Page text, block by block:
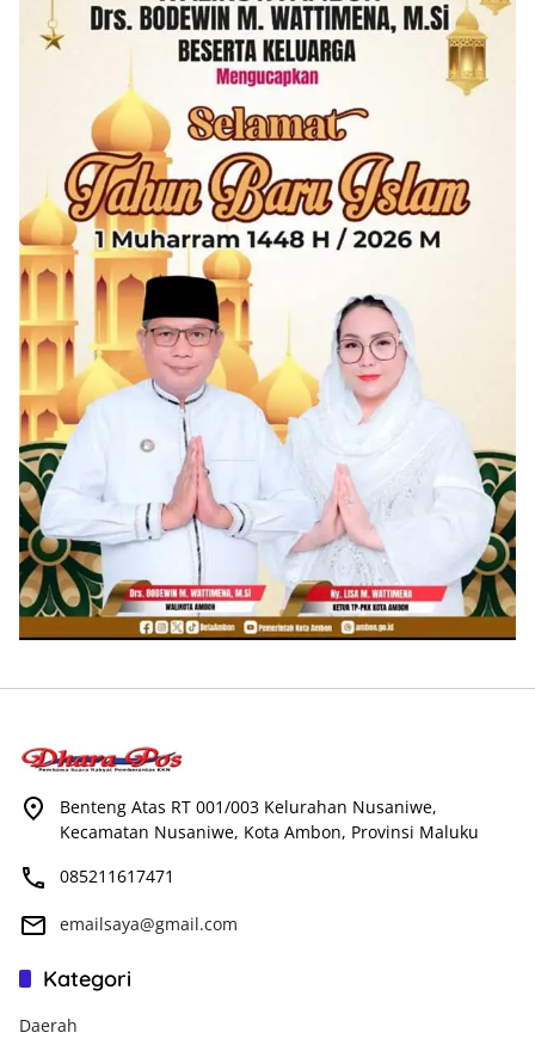
Benteng Atas RT 001/003 Kelurahan Nusaniwe,
Kecamatan Nusaniwe, Kota Ambon, Provinsi Maluku
085211617471
emailsaya@gmail.com
Kategori
Daerah